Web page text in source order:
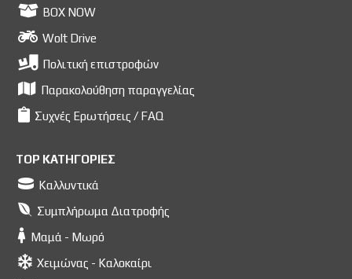
BOX NOW
Wolt Drive
Πολιτική επιστροφών
Παρακολούθηση παραγγελίας
Συχνές Ερωτήσεις / FAQ
TOP ΚΑΤΗΓΟΡΙΕΣ
Καλλυντικά
Συμπλήρωμα Διατροφής
Μαμά - Μωρό
Χειμώνας - Καλοκαίρι